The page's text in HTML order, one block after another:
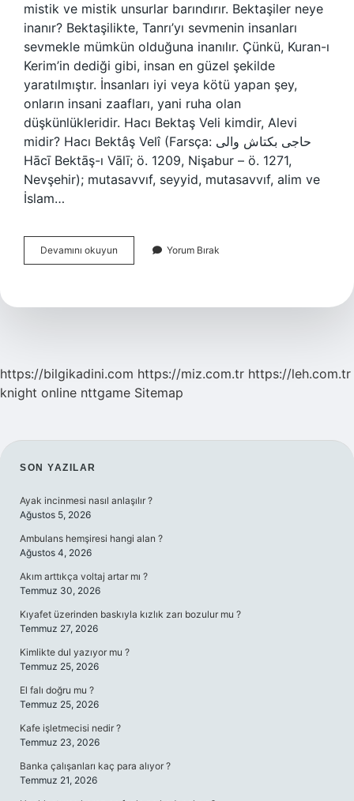
mistik ve mistik unsurlar barındırır. Bektaşiler neye
inanır? Bektaşilikte, Tanrı’yı ​​sevmenin insanları
sevmekle mümkün olduğuna inanılır. Çünkü, Kuran-ı
Kerim’in dediği gibi, insan en güzel şekilde
yaratılmıştır. İnsanları iyi veya kötü yapan şey,
onların insani zaafları, yani ruha olan
düşkünlükleridir. Hacı Bektaş Veli kimdir, Alevi
midir? Hacı Bektâş Velî (Farsça: حاجی بکتاش والی
Hācī Bektāş-ı Vālī; ö. 1209, Nişabur – ö. 1271,
Nevşehir); mutasavvıf, seyyid, mutasavvıf, alim ve
İslam…
Devamını okuyun
Ile
Ne
Yorum Bırak
https://bilgikadini.com https://miz.com.tr https://leh.com.tr
knight online nttgame Sitemap
SIDEBAR
SON YAZILAR
Ayak incinmesi nasıl anlaşılır ?
Ağustos 5, 2026
Ambulans hemşiresi hangi alan ?
Ağustos 4, 2026
Akım arttıkça voltaj artar mı ?
Temmuz 30, 2026
Kıyafet üzerinden baskıyla kızlık zarı bozulur mu ?
Temmuz 27, 2026
Kimlikte dul yazıyor mu ?
Temmuz 25, 2026
El falı doğru mu ?
Temmuz 25, 2026
Kafe işletmecisi nedir ?
Temmuz 23, 2026
Banka çalışanları kaç para alıyor ?
Temmuz 21, 2026